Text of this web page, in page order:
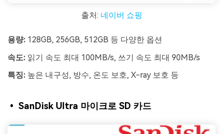
출처: 네이버 쇼핑
용량: 128GB, 256GB, 512GB 등 다양한 옵션
속도: 읽기 속도 최대 100MB/s, 쓰기 속도 최대 90MB/s
특징: 높은 내구성, 방수, 온도 보호, X-ray 보호 등
• SanDisk Ultra 마이크로 SD 카드